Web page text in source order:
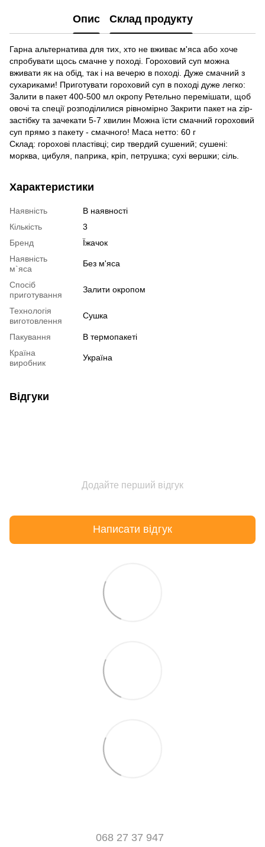
Опис Склад продукту
Гарна альтернатива для тих, хто не вживає м'яса або хоче
спробувати щось смачне у поході. Гороховий суп можна
вживати як на обід, так і на вечерю в поході. Дуже смачний з
сухариками! Приготувати гороховий суп в поході дуже легко:
Залити в пакет 400-500 мл окропу Ретельно перемішати, щоб
овочі та спеції розподілилися рівномірно Закрити пакет на zip-
застібку та зачекати 5-7 хвилин Можна їсти смачний гороховий
суп прямо з пакету - смачного! Маса нетто: 60 г
Склад: горохові пластівці; сир твердий сушений; сушені:
морква, цибуля, паприка, кріп, петрушка; сухі вершки; сіль.
Характеристики
Наявність
В наявності
Кількість
3
Бренд
Їжачок
Наявність
м`яса
Без м'яса
Спосіб
приготування
Залити окропом
Технологія
виготовлення
Сушка
Пакування
В термопакеті
Країна
виробник
Україна
Відгуки
Додайте перший відгук
Написати відгук
068 27 37 947